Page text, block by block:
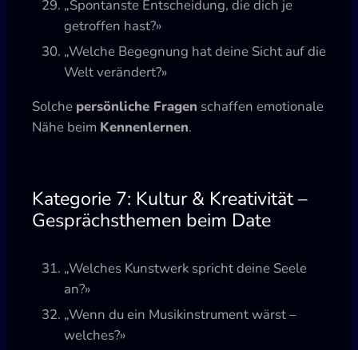
„Spontanste Entscheidung, die dich je
getroffen hast?»
„Welche Begegnung hat deine Sicht auf die
Welt verändert?»
Solche persönliche Fragen schaffen emotionale
Nähe beim Kennenlernen.
Kategorie 7: Kultur & Kreativität –
Gesprächsthemen beim Date
„Welches Kunstwerk spricht deine Seele
an?»
„Wenn du ein Musikinstrument wärst –
welches?»